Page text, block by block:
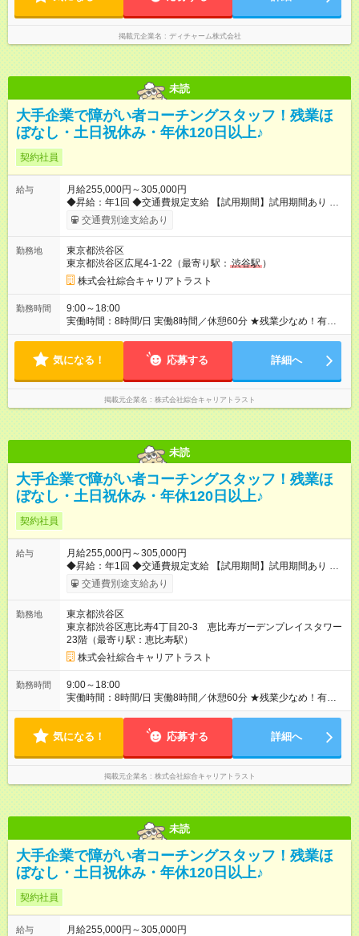
掲載元企業名 ディチャーム株式会社
未読
大手企業で障がい者コーチングスタッフ！残業ほ
ぼなし・土日祝休み・年休120日以上♪
契約社員
給与
月給255,000円～305,000円
◆昇給：年1回 ◆交通費規定支給 【試用期間】試用期間あり 試用
期間の長さ：3ヶ月 雇用形態、給与は本採用時と同じです。
交通費別途支給あり
勤務地
東京都渋谷区
東京都渋谷区広尾4-1-22（最寄り駅： 渋谷駅 ）
株式会社綜合キャリアトラスト
勤務時間
9:00～18:00
実働時間：8時間/日 実働8時間／休憩60分 ★残業少なめ！有給
も基本取りやすいので、プライベートも充実♪
気になる！ 応募する 詳細へ
掲載元企業名 株式会社綜合キャリアトラスト
未読
大手企業で障がい者コーチングスタッフ！残業ほ
ぼなし・土日祝休み・年休120日以上♪
契約社員
給与
月給255,000円～305,000円
◆昇給：年1回 ◆交通費規定支給 【試用期間】試用期間あり 試用
期間の長さ：3ヶ月 雇用形態、給与は本採用時と同じです。
交通費別途支給あり
勤務地
東京都渋谷区
東京都渋谷区恵比寿4丁目20-3 恵比寿ガーデンプレイスタワー
23階（最寄り駅：恵比寿駅）
株式会社綜合キャリアトラスト
勤務時間
9:00～18:00
実働時間：8時間/日 実働8時間／休憩60分 ★残業少なめ！有給
も基本取りやすいので、プライベートも充実♪
気になる！ 応募する 詳細へ
掲載元企業名 株式会社綜合キャリアトラスト
未読
大手企業で障がい者コーチングスタッフ！残業ほ
ぼなし・土日祝休み・年休120日以上♪
契約社員
給与
月給255,000円～305,000円